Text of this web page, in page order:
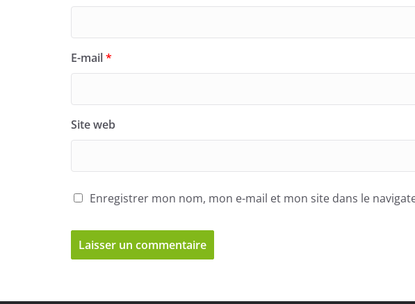
E-mail*
Site web
Enregistrer mon nom, mon e-mail et mon site dans le